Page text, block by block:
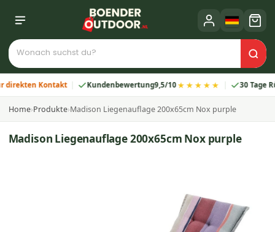
Kontakt Kundenbewertung9,5/10★★★★★ 30 Tage
Home›Produkte›Madison Liegenauflage 200x65cm Nox purple
Madison Liegenauflage 200x65cm Nox purple